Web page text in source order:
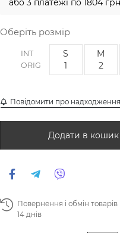
Оберіть розмір
INT
ORIG
S
1
M
2
Повідомити про надходження
Додати в кошик
Повернення і обмін
14 днів